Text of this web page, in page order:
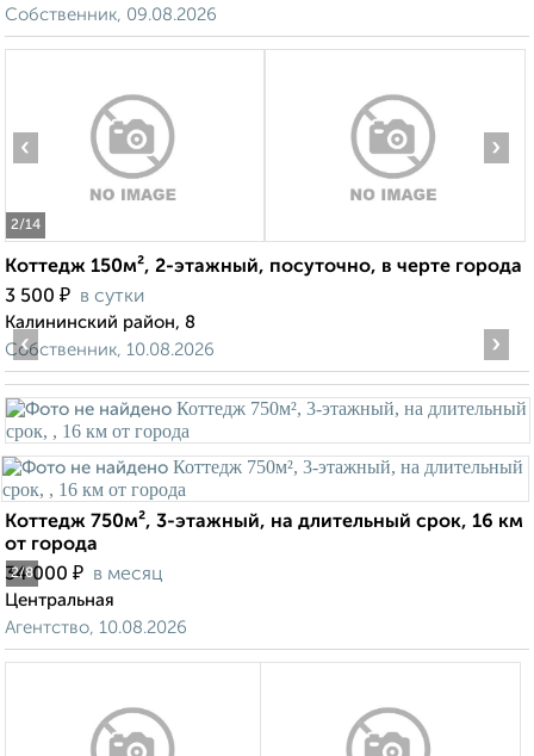
Собственник, 09.08.2026
2/14
‹ ›
Коттедж 150м², 2-этажный, посуточно, в черте города
3 500 ₽ в сутки
Калининский район, 8
Собственник, 10.08.2026
2/8
‹ ›
Коттедж 750м², 3-этажный, на длительный срок, 16 км
от города
34 000 ₽ в месяц
Центральная
Агентство, 10.08.2026